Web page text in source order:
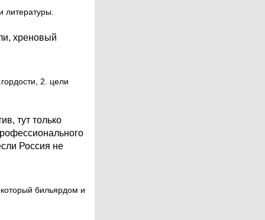
литературы.
хреновый
2. цели
тут только
Россия не
бильярдом и